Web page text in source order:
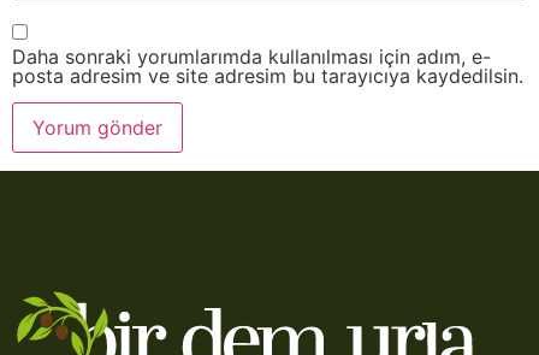
Daha sonraki yorumlarımda kullanılması için adım, e-
posta adresim ve site adresim bu tarayıcıya kaydedilsin.